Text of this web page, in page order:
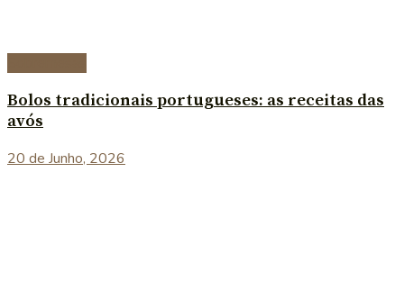
Bolos tradicionais portugueses: as receitas das
avós
20 de Junho, 2026